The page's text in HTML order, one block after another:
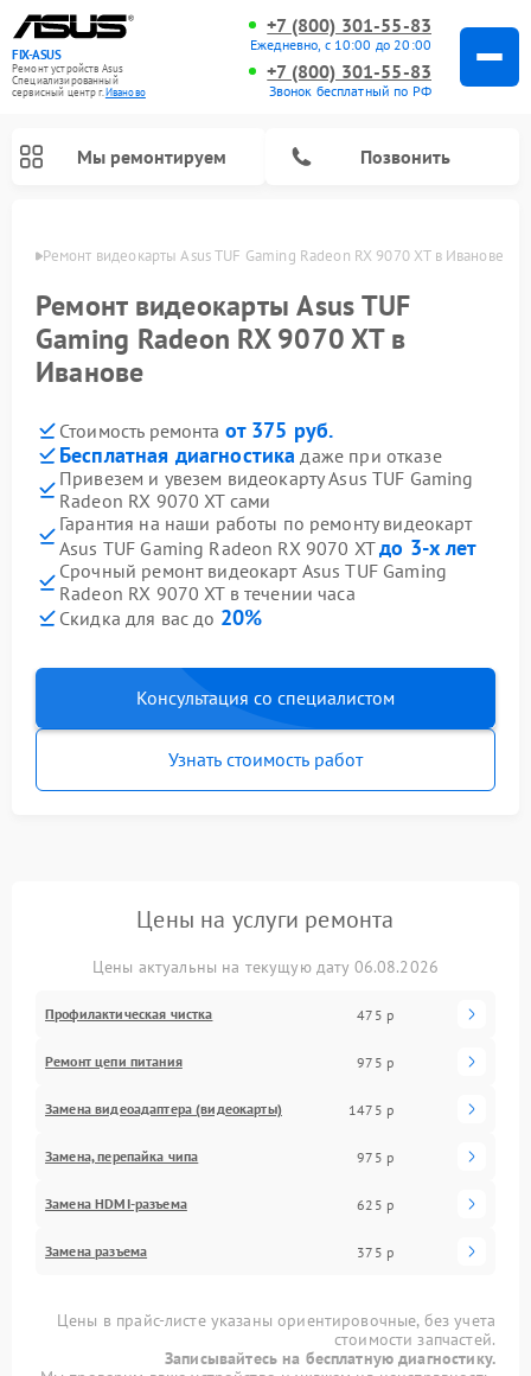
FIX-ASUS
Ремонт устройств Asus
Специализированный
cервисный центр г.Иваново
+7 (800) 301-55-83
Ежедневно, с 10:00 до 20:00
+7 (800) 301-55-83
Звонок бесплатный по РФ
Мы ремонтируем Позвонить
Ремонт видеокарты Asus TUF Gaming Radeon RX 9070 XT в Иванове
Ремонт видеокарты Asus TUF
Gaming Radeon RX 9070 XT в
Иванове
Стоимость ремонта от 375 руб.
Бесплатная диагностика даже при отказе
Привезем и увезем видеокарту Asus TUF Gaming
Radeon RX 9070 XT сами
Гарантия на наши работы по ремонту видеокарт
Asus TUF Gaming Radeon RX 9070 XTдо 3-х лет
Срочный ремонт видеокарт Asus TUF Gaming
Radeon RX 9070 XT в течении часа
Скидка для вас до 20%
Консультация со специалистом
Узнать стоимость работ
Цены на услуги ремонта
Цены актуальны на текущую дату 06.08.2026
Профилактическая чистка 475 р
Ремонт цепи питания 975 р
Замена видеоадаптера (видеокарты) 1475 р
Замена, перепайка чипа 975 р
Замена HDMI-разъема 625 р
Замена разъема 375 р
Цены в прайс-листе указаны ориентировочные, без учета
стоимости запчастей.
Записывайтесь на бесплатную диагностику.